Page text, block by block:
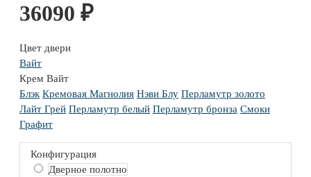
36090 ₽
Цвет двери
Вайт
Крем Вайт
Блэк Кремовая Магнолия Нэви Блу Перламутр золото
Лайт Грей Перламутр белый Перламутр бронза Смоки
Графит
Конфигурация
Дверное полотно